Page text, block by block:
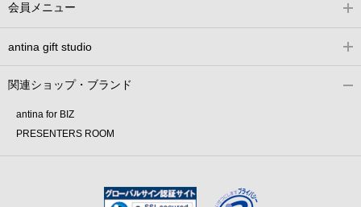
会員メニュー
antina gift studio
関連ショップ・ブランド
antina for BIZ
PRESENTERS ROOM